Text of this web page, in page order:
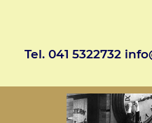
Tel. 041 5322732